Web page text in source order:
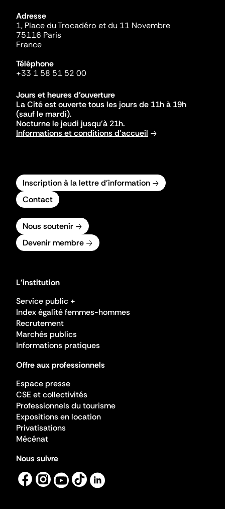
Adresse
1, Place du Trocadéro et du 11 Novembre
75116 Paris
France
Téléphone
+33 1 58 51 52 00
Jours et heures d'ouverture
La Cité est ouverte tous les jours de 11h à 19h
(sauf le mardi).
Nocturne le jeudi jusqu'à 21h.
Informations et conditions d'accueil
Inscription à la lettre d'information
Contact
Nous soutenir
Devenir membre
L'institution
Service public +
Index égalité femmes-hommes
Recrutement
Marchés publics
Informations pratiques
Offre aux professionnels
Espace presse
CSE et collectivités
Professionnels du tourisme
Expositions en location
Privatisations
Mécénat
Nous suivre